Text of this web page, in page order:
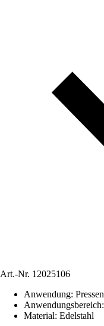
Art.-Nr. 12025106
Anwendung: Pressen
Anwendungsbereich:
Material: Edelstahl